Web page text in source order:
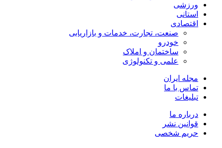
ورزشی
استانی
اقتصادی
صنعت، تجارت، خدمات و بازاریابی
خودرو
ساختمان و املاک
علمی و تکنولوژی
مجله ایران
تماس با ما
تبلیغات
درباره ما
قوانین نشر
حریم شخصی